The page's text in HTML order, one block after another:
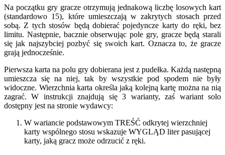
Na początku gry gracze otrzymują jednakową liczbę losowych kart
(standardowo 15), które umieszczają w zakrytych stosach przed
sobą. Z tych stosów będą dobierać pojedyncze karty do ręki, bez
limitu. Następnie, bacznie obserwując pole gry, gracze będą starali
się jak najszybciej pozbyć się swoich kart. Oznacza to, że gracze
grają jednocześnie.
Pierwsza karta na polu gry dobierana jest z pudełka. Każdą następną
umieszcza się na niej, tak by wszystkie pod spodem nie były
widoczne. Wierzchnia karta określa jaką kolejną kartę można na nią
zagrać. W instrukcji znajdują się 3 warianty, zaś wariant solo
dostępny jest na stronie wydawcy:
W wariancie podstawowym TREŚĆ odkrytej wierzchniej
karty wspólnego stosu wskazuje WYGLĄD liter pasującej
karty, jaką gracz może odrzucić z ręki.